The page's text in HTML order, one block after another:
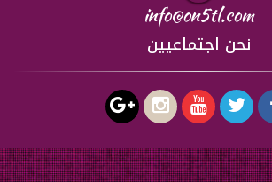
info@on5tl.com
نحن اجتماعيين